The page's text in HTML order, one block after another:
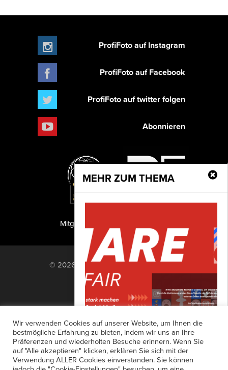
MEHR ZUM THEMA
Social-Media- Opt-out
Die VG Bild-Kunst kündigt im
ProfiFoto auf Instagram
ProfiFoto auf Facebook
ProfiFoto auf twitter folgen
Abonnieren
Mitglied der TIPA
© 2026 PF Publishing GmbH. All rights
reserved.
Anzeigensuche
Shop
Zahlungsarten
Widerrufsbelehrung
Datenschutz
AGB
Newsletter-Anmeldung
Wir verwenden Cookies auf unserer Website, um Ihnen die
bestmögliche Erfahrung zu bieten, indem wir uns an Ihre
Präferenzen und wiederholten Besuche erinnern. Wenn Sie
auf "Alle akzeptieren" klicken, erklären Sie sich mit der
Verwendung ALLER Cookies einverstanden. Sie können